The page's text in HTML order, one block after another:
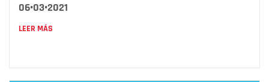
06•03•2021
LEER MÁS